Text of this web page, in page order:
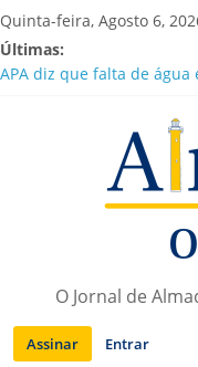
Saltar
para
conteúdo
Quinta-feira, Agosto 6,
Últimas:
APA diz que falta de
Laranjeiro | Cultura pop
Ponte 25 de Abril
Lisboa e Almada
Situação de alerta em
Sobreda | Solar dos
O Jornal de
Assinar Entrar